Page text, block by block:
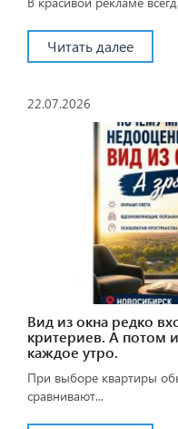
Читать далее
22.07.2026
Вид из окна редко
критериев. А потом
каждое утро.
При выборе квартиры
сравнивают...